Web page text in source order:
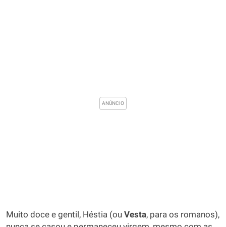
Muito doce e gentil, Héstia (ou Vesta, para os romanos),